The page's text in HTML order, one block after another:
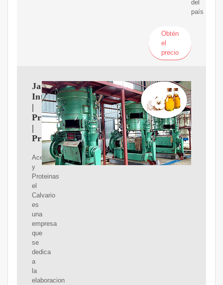
del
país
Obtén
el
precio
Japvi
Internacional
|
Productos
|
Proveedor
Aceites
y
Proteinas
el
Calvario
es
una
empresa
que
se
dedica
a
la
elaboracion